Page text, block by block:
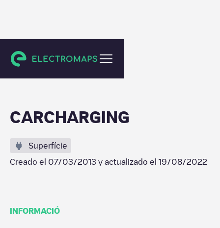
Bloomington
CARCHARGING
Superfície
Creado el 07/03/2013 y actualizado el 19/08/2022
INFORMACIÓ